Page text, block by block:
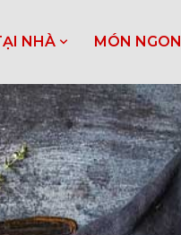
NHÀ MÓN NGON